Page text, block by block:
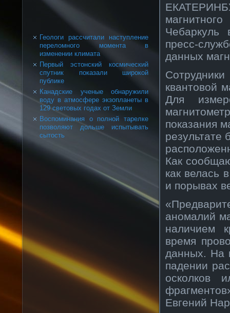
Геологи рассчитали наступление
переломного момента в
изменении климата
Первый эстонский космический
спутник показали широкой
публике
Канадские ученые обнаружили
воду в атмосфере экзопланеты в
129 световых годах от Земли
Воспоминания о полной тарелке
позволяют дольше испытывать
сытость
пресс-
данных
квантовой
Для
показания
результате
Как
как велась
и порывах
аномалий
наличием
время
данных. На
падении
осколков
Евгений